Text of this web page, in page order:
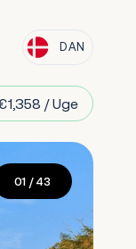
DAN
/ Uge
01 / 43